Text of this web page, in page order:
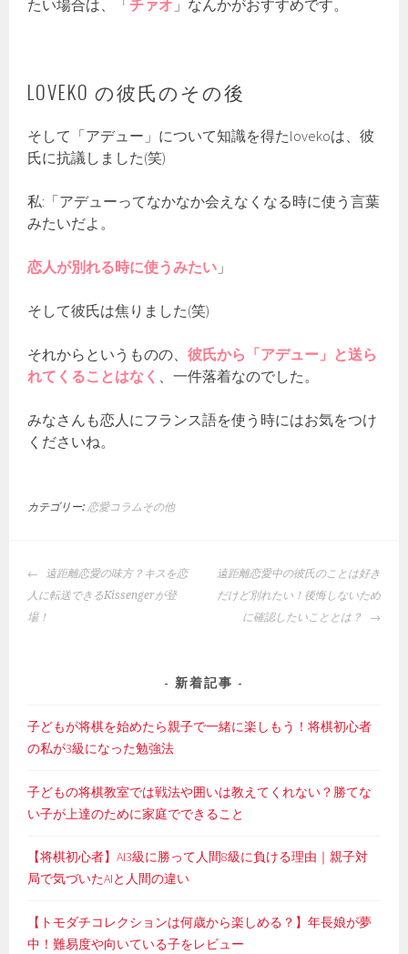
たい場合は、「 チァオ 」なんかがおすすめです。
LOVEKO の彼氏のその後
そして「アデュー」について知識を得たlovekoは、彼
氏に抗議しました(笑)
私:「アデューってなかなか会えなくなる時に使う言葉
みたいだよ。
恋人が別れる時に使うみたい 」
そして彼氏は焦りました(笑)
それからというものの、彼氏から「アデュー」と送ら
れてくることはなく
、一件落着なのでした。
みなさんも恋人にフランス語を使う時にはお気をつけ
くださいね。
カテゴリー: 恋愛コラムその他
投
稿
ナ
ョ
ン
遠距離恋愛の味方？キスを恋
人に転送できるKissengerが登
場！
遠距離恋愛中の彼氏のことは好き
だけど別れたい！後悔しないため
に確認したいこととは？
新着記事
子どもが将棋を始めたら親子で一緒に楽しもう！将棋初心者
の私が3級になった勉強法
子どもの将棋教室では戦法や囲いは教えてくれない？勝てな
い子が上達のために家庭でできること
【将棋初心者】AI3級に勝って人間8級に負ける理由｜親子対
局で気づいたAIと人間の違い
【トモダチコレクションは何歳から楽しめる？】年長娘が夢
中！難易度や向いている子をレビュー